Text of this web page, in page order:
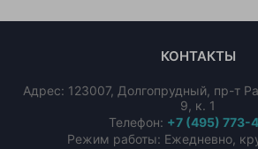
КОНТАКТЫ
Адрес: 123007, Долгопрудный, пр-т
9, к. 1
Телефон: +7 (495) 773-
Режим работы: Ежедневно,